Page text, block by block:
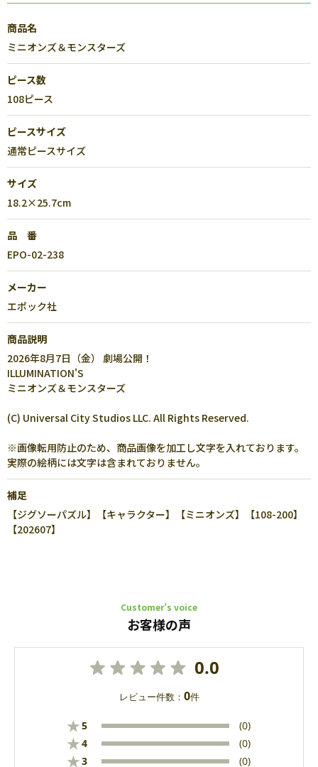
商品名
ミニオンズ＆モンスターズ
ピース数
108ピース
ピースサイズ
通常ピースサイズ
サイズ
18.2×25.7cm
品 番
EPO-02-238
メーカー
エポック社
商品説明
2026年8月7日（金） 劇場公開！
ILLUMINATION'S
ミニオンズ＆モンスターズ
(C) Universal City Studios LLC. All Rights Reserved.
※画像転用防止のため、商品画像を加工し文字を入れております。
実際の絵柄には文字は含まれておりません。
補足
【ジグソーパズル】【キャラクター】【ミニオンズ】【108-200】
【202607】
Customer’s voice
お客様の声
0.0
レビュー件数： 0件
★5 (0)
★4 (0)
★3 (0)